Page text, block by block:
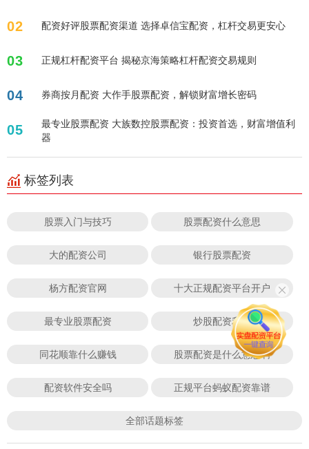
02 配资好评股票配资渠道 选择卓信宝配资，杠杆交易更安心
03 正规杠杆配资平台 揭秘京海策略杠杆配资交易规则
04 券商按月配资 大作手股票配资，解锁财富增长密码
05
最专业股票配资 大族数控股票配资：投资首选，财富增值利
器
标签列表
股票入门与技巧 股票配资什么意思
大的配资公司 银行股票配资
杨方配资官网 十大正规配资平台开户
最专业股票配资 炒股配资利息
同花顺靠什么赚钱 股票配资是什么意思啊
配资软件安全吗 正规平台蚂蚁配资靠谱
全部话题标签